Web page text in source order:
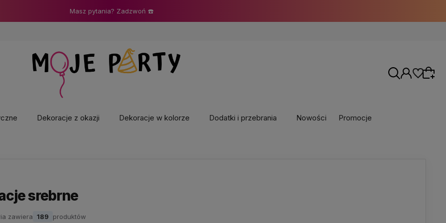
Masz pytania? Zadzwoń ☎️
Dekoracje z okazji Dekoracje w kolorze Dodatki i przebrania Nowości Promocje
srebrne
zawiera 189 produktów